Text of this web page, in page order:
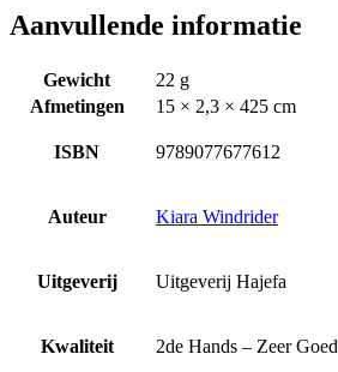
Aanvullende informatie
Gewicht
22 g
Afmetingen
15 × 2,3 × 425 cm
ISBN 9789077677612
Auteur Kiara Windrider
Uitgeverij Uitgeverij Hajefa
Kwaliteit 2de Hands – Zeer Goed